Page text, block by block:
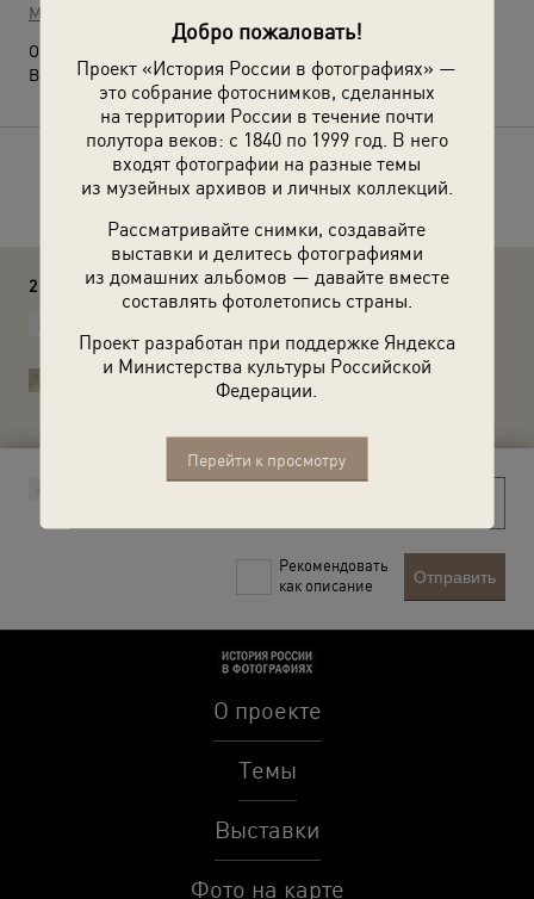
Добро пожаловать!
Проект «История России в фотографиях» —
это собрание фотоснимков, сделанных
на территории России в течение почти
полутора веков: с 1840 по 1999 год. В него
входят фотографии на разные темы
из музейных архивов и личных коллекций.
Рассматривайте снимки, создавайте
выставки и делитесь фотографиями
из домашних альбомов — давайте вместе
составлять фотолетопись страны.
Проект разработан при поддержке Яндекса
и Министерства культуры Российской
Федерации.
Перейти к просмотру
МАММ / МДФ
О фотографии:
Выставка«По России на санях»с этой фотографией.
Расскажите друзьям об этом фото
2 комментария
Да НЕ на подводах едут крестьяне, а на САНЯХ.
История России в фотографиях
Вы правы, Петр, исправим.
Рекомендовать
как описание
Отправить
О проекте
Темы
Выставки
Фото на карте